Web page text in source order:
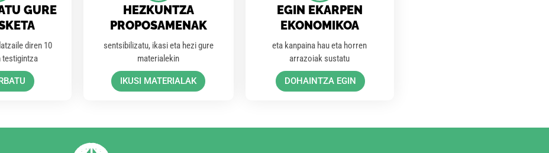
GURE
diren 10
testigintza
HEZKUNTZA
PROPOSAMENAK
sentsibilizatu, ikasi eta hezi gure
materialekin
EGIN EKARPEN
EKONOMIKOA
eta kanpaina hau eta horren
arrazoiak sustatu
IKUSI MATERIALAK DOHAINTZA EGIN